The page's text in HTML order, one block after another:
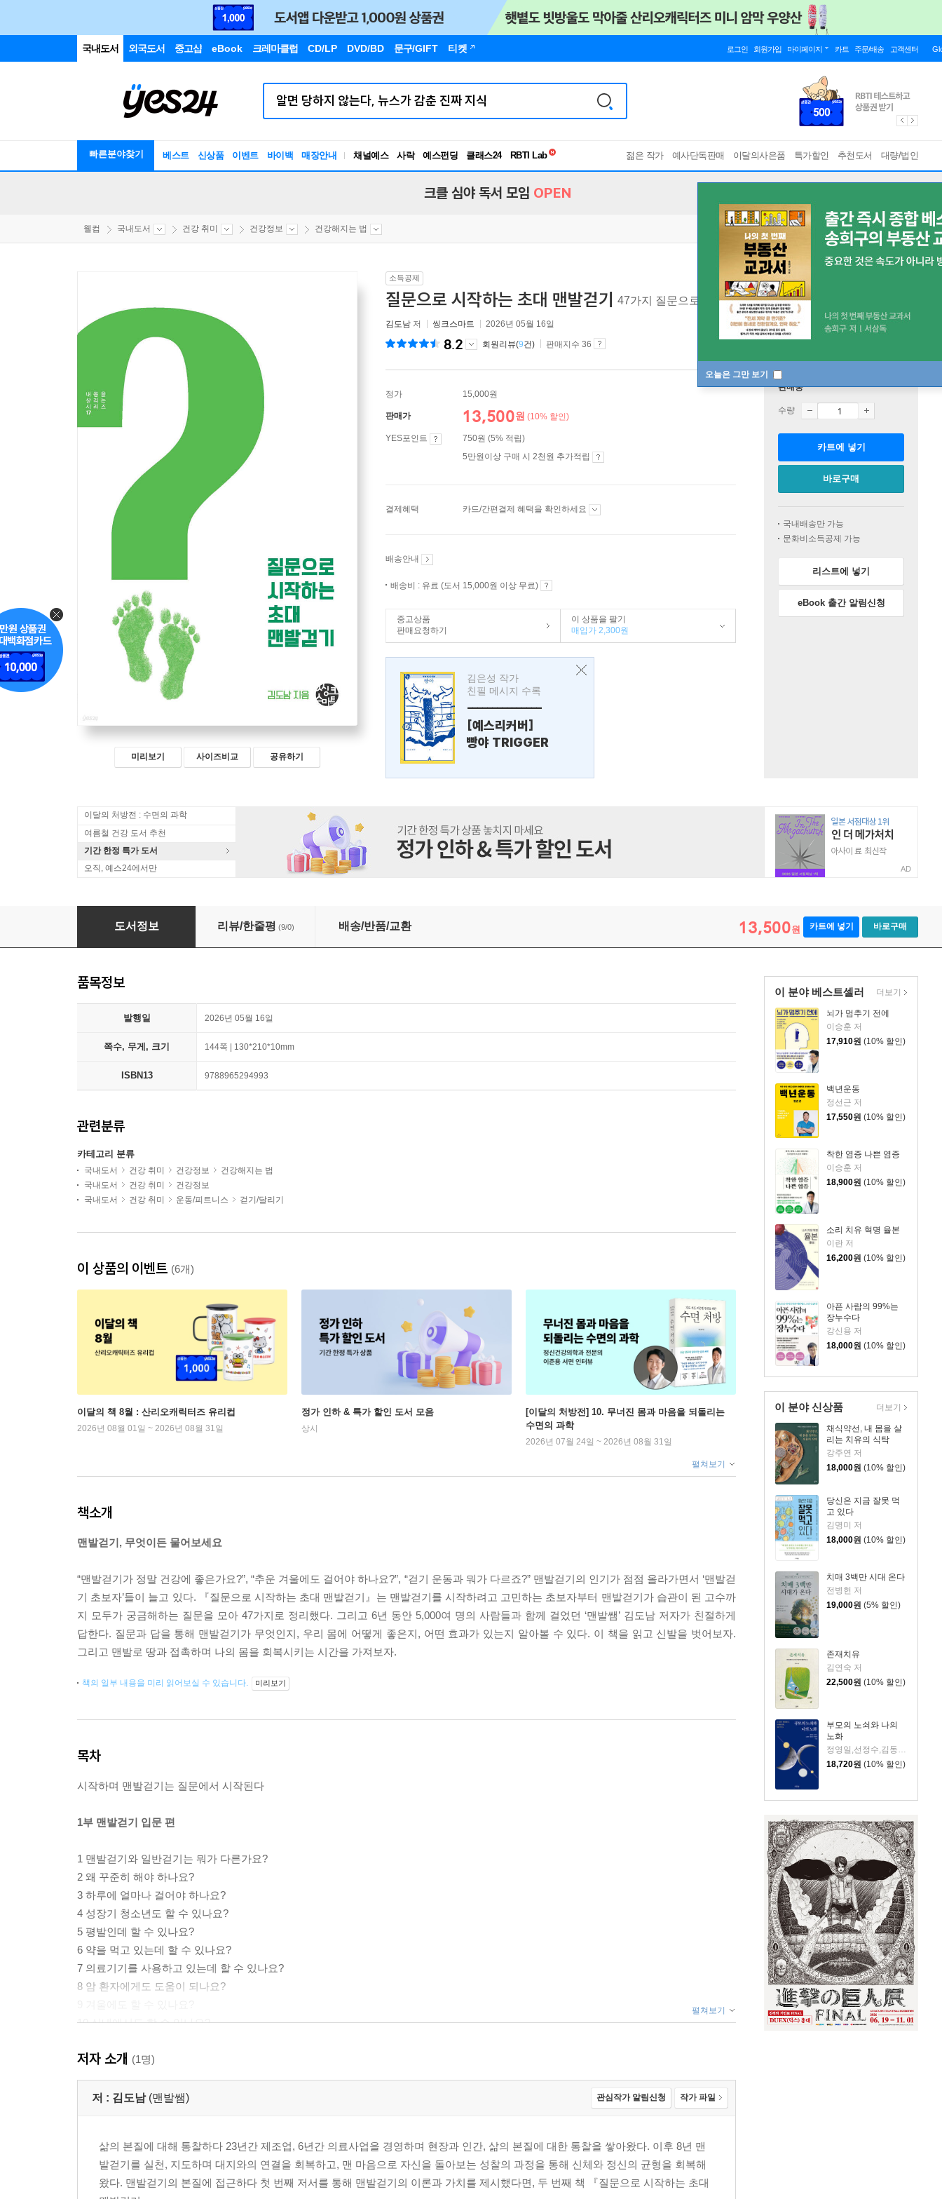
국내도서 외국도서 중고샵 eBook 크레마클럽 CD/LP DVD/BD 문구/GIFT 티켓 로그인 회원가입 마이페이지 카트 주문/배송 고객센터
빠른분야찾기 베스트 신상품 이벤트 바이백 매장안내 채널예스 사락 예스펀딩 클래스24
독서유형검사
젊은 작가 예사단독판매 이달의사은품 특가할인 추천도서 대량/법인
오늘은 그만 보기
크클 심야 독서 모임 OPEN
웰컴 국내도서 건강 취미 건강정보 건강해지는 법
미리보기 사이즈비교 공유하기
소득공제
질문으로 시작하는 초대 맨발걷기 47가지 질문으로 알아보는 맨발걷기
김도남 저 씽크스마트 2026년 05월 16일
8.2 회원리뷰(9건) 판매지수 36
정가 15,000원
판매가 13,500원 (10% 할인)
YES포인트
750원 (5% 적립)
5만원이상 구매 시 2천원 추가적립
결제혜택 카드/간편결제 혜택을 확인하세요
배송안내
배송비 : 유료 (도서 15,000원 이상 무료)
중고상품
판매요청하기
이 상품을 팔기
매입가 2,300원
김은성 작가
친필 메시지 수록
---------------
[예스리커버]
빵야 TRIGGER
판매중
수량
카트에 넣기
바로구매
국내배송만 가능
문화비소득공제 가능
리스트에 넣기
eBook 출간 알림신청
이달의 처방전 : 수면의 과학
여름철 건강 도서 추천
기간 한정 특가 도서
오직, 예스24에서만
AD
질문으로 시작하는 초대 맨발걷기
도서정보 리뷰/한줄평 (9/0) 배송/반품/교환 13,500원 카트에 넣기 바로구매
이 분야 베스트셀러
뇌가 멈추기 전에
이승훈 저
17,910원 (10% 할인)
백년운동
정선근 저
17,550원 (10% 할인)
착한 염증 나쁜 염증
이승훈 저
18,900원 (10% 할인)
소리 치유 혁명 율본
이란 저
16,200원 (10% 할인)
아픈 사람의 99%는
장누수다
강신용 저
18,000원 (10% 할인)
더보기
이 분야 신상품
채식약선, 내 몸을 살
리는 치유의 식탁
강주연 저
18,000원 (10% 할인)
당신은 지금 잘못 먹
고 있다
김명미 저
18,000원 (10% 할인)
치매 3백만 시대 온다
전병헌 저
19,000원 (5% 할인)
존재치유
김연숙 저
22,500원 (10% 할인)
부모의 노쇠와 나의
노화
18,720원 (10% 할인)
더보기
품목정보
발행일 2026년 05월 16일
쪽수, 무게, 크기 144쪽 | 130*210*10mm
ISBN13 9788965294993
관련분류
카테고리 분류
국내도서 건강 취미 건강정보
건강해지는 법
국내도서
건강 취미
건강정보
국내도서
건강 취미 운동/피트니스 걷기/달리기
이 상품의 이벤트 (6개)
이달의 책 8월 : 산리오캐릭터즈 유리컵
2026년 08월 01일 ~ 2026년 08월 31일
정가 인하 & 특가 할인 도서 모음
상시
[이달의 처방전] 10. 무너진 몸과 마음을 되돌리는
수면의 과학
2026년 07월 24일 ~ 2026년 08월 31일
펼쳐보기
책소개
맨발걷기, 무엇이든 물어보세요
“맨발걷기가 정말 건강에 좋은가요?”, “추운 겨울에도 걸어야 하나요?”, “걷기 운동과 뭐가 다르죠?” 맨발걷기의 인기가 점점 올라가면서 ‘맨발걷
기 초보자’들이 늘고 있다. 『질문으로 시작하는 초대 맨발걷기』는 맨발걷기를 시작하려고 고민하는 초보자부터 맨발걷기가 습관이 된 고수까
지 모두가 궁금해하는 질문을 모아 47가지로 정리했다. 그리고 6년 동안 5,000여 명의 사람들과 함께 걸었던 ‘맨발쌤’ 김도남 저자가 친절하게
답한다. 질문과 답을 통해 맨발걷기가 무엇인지, 우리 몸에 어떻게 좋은지, 어떤 효과가 있는지 알아볼 수 있다. 이 책을 읽고 신발을 벗어보자.
그리고 맨발로 땅과 접촉하며 나의 몸을 회복시키는 시간을 가져보자.
책의 일부 내용을 미리 읽어보실 수 있습니다. 미리보기
목차
시작하며 맨발걷기는 질문에서 시작된다
1부 맨발걷기 입문 편
1 맨발걷기와 일반걷기는 뭐가 다른가요?
2 왜 꾸준히 해야 하나요?
3 하루에 얼마나 걸어야 하나요?
4 성장기 청소년도 할 수 있나요?
5 평발인데 할 수 있나요?
6 약을 먹고 있는데 할 수 있나요?
7 의료기기를 사용하고 있는데 할 수 있나요?
8 암 환자에게도 도움이 되나요?
10 실내에서도 할 수 있나요?
12 맨발걷기를 하기 위해서 무엇을 준비해야 하나요?
13 맨발걷기를 계속하기 힘들어요. 어떻게 극복하나요?
14 맨발걷기 습관은 어떻게 만드나요?
2부 맨발걷기 실천 편
펼쳐보기
저자 소개 (1명)
저 : 김도남 (맨발쌤) 관심작가 알림신청 작가 파일
삶의 본질에 대해 통찰하다 23년간 제조업, 6년간 의료사업을 경영하며 현장과 인간, 삶의 본질에 대한 통찰을 쌓아왔다. 이후 8년 맨
발걷기를 실천, 지도하며 대지와의 연결을 회복하고, 맨 마음으로 자신을 돌아보는 성찰의 과정을 통해 신체와 정신의 균형을 회복해
왔다. 맨발걷기의 본질에 접근하다 첫 번째 저서를 통해 맨발걷기의 이론과 가치를 제시했다면, 두 번째 책 『질문으로 시작하는 초대